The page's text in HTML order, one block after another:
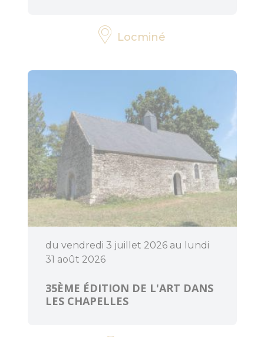
Découvrir Dormir
Locminé
du vendredi 3 juillet 2026 au lundi
31 août 2026
35ÈME ÉDITION DE L'ART DANS
LES CHAPELLES